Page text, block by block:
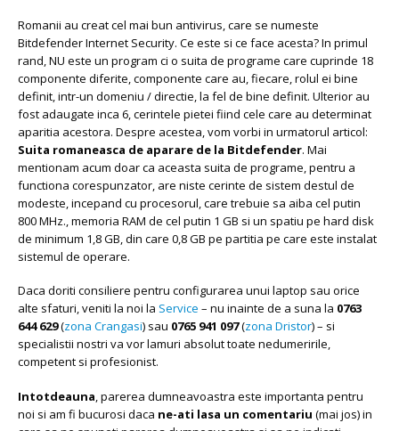
Romanii au creat cel mai bun antivirus, care se numeste
Bitdefender Internet Security. Ce este si ce face acesta? In primul
rand, NU este un program ci o suita de programe care cuprinde 18
componente diferite, componente care au, fiecare, rolul ei bine
definit, intr-un domeniu / directie, la fel de bine definit. Ulterior au
fost adaugate inca 6, cerintele pietei fiind cele care au determinat
aparitia acestora. Despre acestea, vom vorbi in urmatorul articol:
Suita romaneasca de aparare de la Bitdefender. Mai
mentionam acum doar ca aceasta suita de programe, pentru a
functiona corespunzator, are niste cerinte de sistem destul de
modeste, incepand cu procesorul, care trebuie sa aiba cel putin
800 MHz., memoria RAM de cel putin 1 GB si un spatiu pe hard disk
de minimum 1,8 GB, din care 0,8 GB pe partitia pe care este instalat
sistemul de operare.
Daca doriti consiliere pentru configurarea unui laptop sau orice
alte sfaturi, veniti la noi la Service – nu inainte de a suna la 0763
644 629(zona Crangasi) sau 0765 941 097(zona Dristor) – si
specialistii nostri va vor lamuri absolut toate nedumeririle,
competent si profesionist.
Intotdeauna, parerea dumneavoastra este importanta pentru
noi si am fi bucurosi daca ne-ati lasa un comentariu (mai jos) in